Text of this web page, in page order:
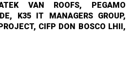
ATEK VAN ROOFS, PEGAMO
K35 IT MANAGERS GROUP,
CIFP DON BOSCO LHII,